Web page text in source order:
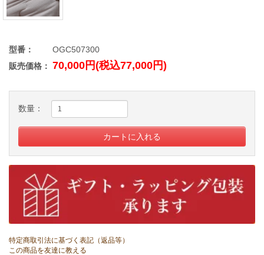
型番：
OGC507300
販売価格： 70,000円(税込77,000円)
数量：
特定商取引法に基づく表記（返品等）
この商品を友達に教える